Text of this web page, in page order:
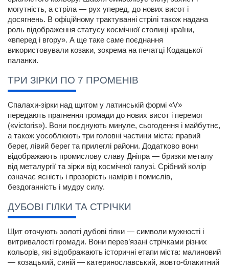
могутність, а стріла — рух уперед, до нових висот і
досягнень. В офіційному трактуванні стрілі також надана
роль відображення статусу космічної столиці країни,
«вперед і вгору». А ще таке саме поєднання
використовували козаки, зокрема на печатці Кодацької
паланки.
ТРИ ЗІРКИ ПО 7 ПРОМЕНІВ
Спалахи-зірки над щитом у латинській формі «V»
передають прагнення громади до нових висот і перемог
(«victoris»). Вони поєднують минуле, сьогодення і майбутнє,
а також уособлюють три головні частини міста: правий
берег, лівий берег та прилеглі райони. Додатково вони
відображають промислову славу Дніпра — бризки металу
від металургії та зірки від космічної галузі. Срібний колір
означає ясність і прозорість намірів і помислів,
бездоганність і мудру силу.
ДУБОВІ ГІЛКИ ТА СТРІЧКИ
Щит оточують золоті дубові гілки — символи мужності і
витривалості громади. Вони перев’язані стрічками різних
кольорів, які відображають історичні етапи міста: малиновий
— козацький, синій — катеринославський, жовто-блакитний